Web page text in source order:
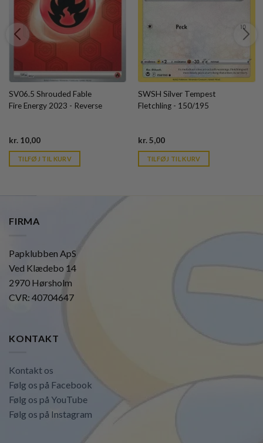
SV06.5 Shrouded Fable
Fire Energy 2023 - Reverse
kr. 10,00Current
is:
kr. 39,95.
TILFØJ TIL KURV
SWSH Silver Tempest
Fletchling - 150/195
kr.5,00Current
is:
kr. 39,95.
TILFØJ TIL KURV
FIRMA
Papklubben ApS
Ved Klædebo 14
2970 Hørsholm
CVR: 40704647
KONTAKT
Kontakt os
Følg os på Facebook
Følg os på YouTube
Følg os på Instagram